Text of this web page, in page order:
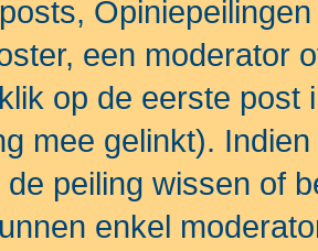
een moderator
op de eerste post
mee gelinkt).
peiling wissen of
enkel